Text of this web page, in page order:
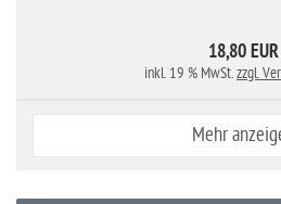
18,80 EUR
inkl. 19 % MwSt.zzgl.
Mehr